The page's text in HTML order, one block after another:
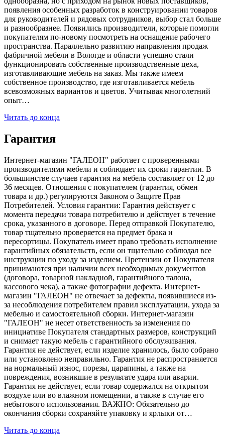
появления особенных разработок в конструировании товаров
для руководителей и рядовых сотрудников, выбор стал больше
и разнообразнее. Появились производители, которые помогли
покупателям по-новому посмотреть на оснащение рабочего
пространства. Параллельно развитию направления продаж
фабричной мебели в Вологде и области успешно стали
функционировать собственные производственные цеха,
изготавливающие мебель на заказ. Мы также имеем
собственное производство, где изготавливается мебель
всевозможных вариантов и цветов. Учитывая многолетний
опыт…
Читать до конца
Гарантия
Интернет-магазин "ГАЛЕОН" работает с проверенными
производителями мебели и соблюдает их сроки гарантии. В
большинстве случаев гарантия на мебель составляет от 12 до
36 месяцев. Отношения с покупателем (гарантия, обмен
товара и др.) регулируются Законом о Защите Прав
Потребителей. Условия гарантии: Гарантия действует с
момента передачи товара потребителю и действует в течение
срока, указанного в договоре. Перед отправкой Покупателю,
товар тщательно проверяется на предмет брака и
пересортицы. Покупатель имеет право требовать исполнение
гарантийных обязательств, если он тщательно соблюдал все
инструкции по уходу за изделием. Претензии от Покупателя
принимаются при наличии всех необходимых документов
(договора, товарной накладной, гарантийного талона,
кассового чека), а также фотографии дефекта. Интернет-
магазин "ГАЛЕОН" не отвечает за дефекты, появившиеся из-
за несоблюдения потребителем правил эксплуатации, ухода за
мебелью и самостоятельной сборки. Интернет-магазин
"ГАЛЕОН" не несет ответственность за изменения по
инициативе Покупателя стандартных размеров, конструкций
и снимает такую мебель с гарантийного обслуживания.
Гарантия не действует, если изделие хранилось, было собрано
или установлено неправильно. Гарантия не распространяется
на нормальный износ, порезы, царапины, а также на
повреждения, возникшие в результате удара или аварии.
Гарантия не действует, если товар содержался на открытом
воздухе или во влажном помещении, а также в случае его
небытового использования. ВАЖНО: Обязательно до
окончания сборки сохраняйте упаковку и ярлыки от…
Читать до конца